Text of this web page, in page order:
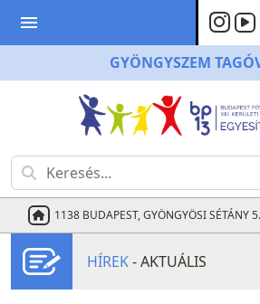
menu
GYÖNGYSZEM
1138 BUDAPEST, GYÖNGYÖSI SÉTÁNY 5.
HÍREK- AKTUÁLIS